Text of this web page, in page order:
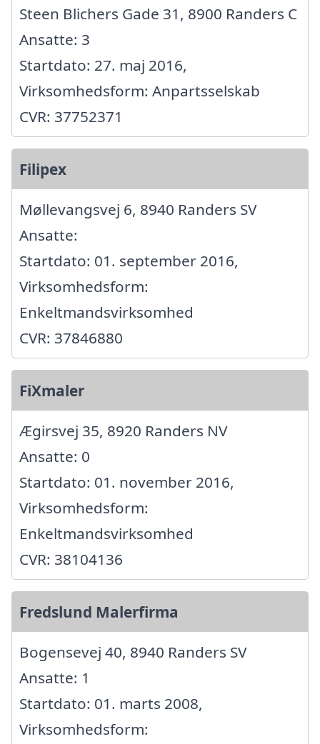
Steen Blichers Gade 31, 8900 Randers C
Ansatte: 3
Startdato: 27. maj 2016,
Virksomhedsform: Anpartsselskab
CVR: 37752371
Filipex
Møllevangsvej 6, 8940 Randers SV
Ansatte:
Startdato: 01. september 2016,
Virksomhedsform:
Enkeltmandsvirksomhed
CVR: 37846880
FiXmaler
Ægirsvej 35, 8920 Randers NV
Ansatte: 0
Startdato: 01. november 2016,
Virksomhedsform:
Enkeltmandsvirksomhed
CVR: 38104136
Fredslund Malerfirma
Bogensevej 40, 8940 Randers SV
Ansatte: 1
Startdato: 01. marts 2008,
Virksomhedsform: